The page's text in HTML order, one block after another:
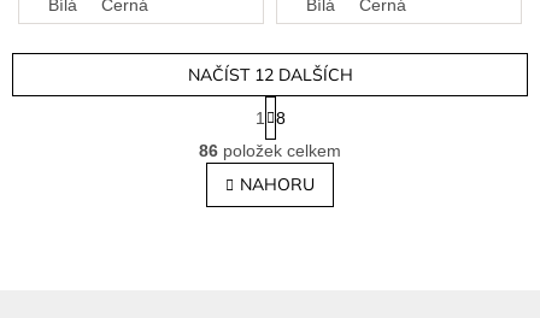
Bílá Černá Bílá Černá
O
v
l
á
NAČÍST 12 DALŠÍCH
S
t
r
á
n
k
1
8
86 položek celkem
NAHORU